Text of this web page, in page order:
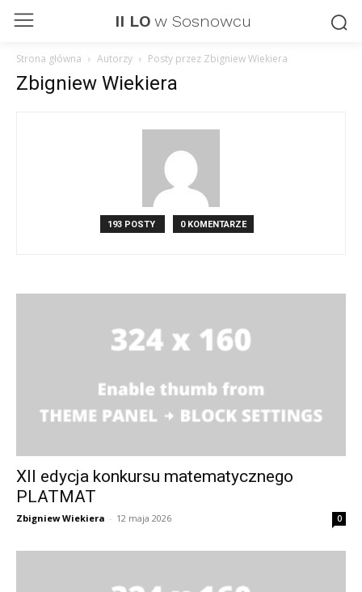
II LO w Sosnowcu
Strona główna Autorzy Posty przez Zbigniew Wiekiera
Zbigniew Wiekiera
193 POSTY 0 KOMENTARZE
XII edycja konkursu matematycznego
PLATMAT
Zbigniew Wiekiera - 12 maja 2026 0